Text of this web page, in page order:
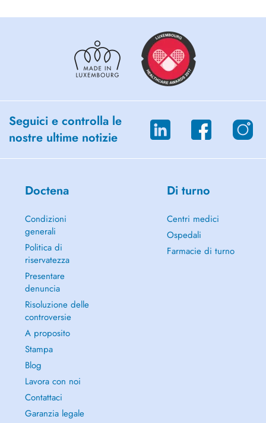
Seguici e controlla le
nostre ultime notizie
Doctena
Condizioni
generali
Politica di
riservatezza
Presentare
denuncia
Risoluzione delle
controversie
A proposito
Stampa
Blog
Lavora con noi
Contattaci
Garanzia legale
Di turno
Centri medici
Ospedali
Farmacie di turno